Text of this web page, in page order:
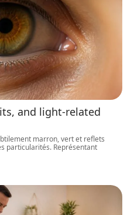
and light-related
marron, vert et reflets
particularités. Représentant